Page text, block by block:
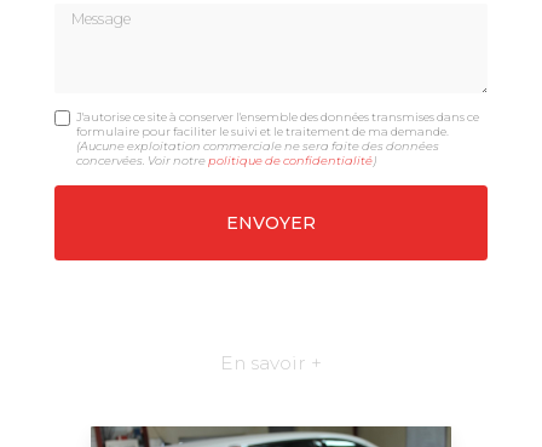
Message
J'autorise ce site à conserver l'ensemble des données transmises dans ce
formulaire pour faciliter le suivi et le traitement de ma demande.
(Aucune exploitation commerciale ne sera faite des données
concervées. Voir notrepolitique de confidentialité)
En savoir +